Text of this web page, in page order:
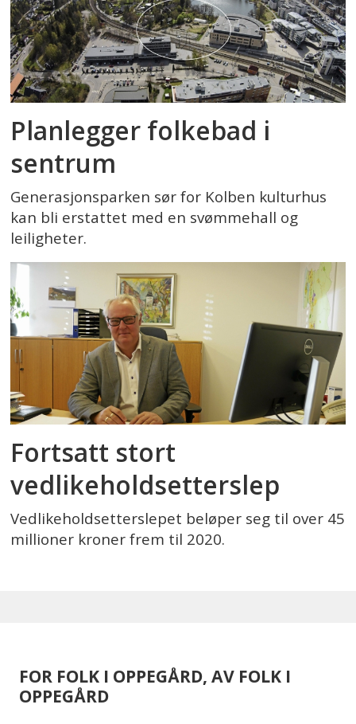
Planlegger folkebad i
sentrum
Generasjonsparken sør for Kolben kulturhus
kan bli erstattet med en svømmehall og
leiligheter.
Fortsatt stort
vedlikeholdsetterslep
Vedlikeholdsetterslepet beløper seg til over 45
millioner kroner frem til 2020.
FOR FOLK I OPPEGÅRD, AV FOLK I
OPPEGÅRD